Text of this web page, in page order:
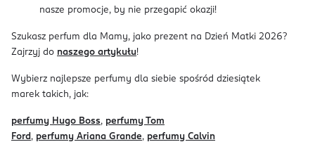
nasze promocje, by nie przegapić okazji!
Szukasz perfum dla Mamy, jako prezent na Dzień Matki 2026?
Zajrzyj do naszego artykułu!
Wybierz najlepsze perfumy dla siebie spośród dziesiątek
marek takich, jak:
perfumy Hugo Boss, perfumy Tom
Ford, perfumy Ariana Grande, perfumy Calvin